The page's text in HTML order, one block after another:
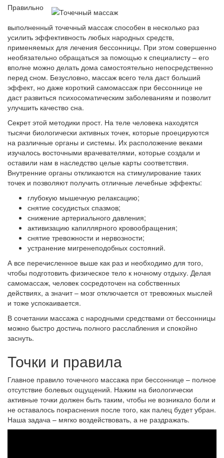
Правильно
выполненный точечный массаж способен в несколько раз
усилить эффективность любых народных средств,
применяемых для лечения бессонницы. При этом совершенно
необязательно обращаться за помощью к специалисту – его
вполне можно делать дома самостоятельно непосредственно
перед сном. Безусловно, массаж всего тела даст больший
эффект, но даже короткий самомассаж при бессоннице не
даст развиться психосоматическим заболеваниям и позволит
улучшить качество сна.
Секрет этой методики прост. На теле человека находятся
тысячи биологически активных точек, которые проецируются
на различные органы и системы. Их расположение веками
изучалось восточными врачевателями, которые создали и
оставили нам в наследство целые карты соответствия.
Внутренние органы откликаются на стимулирование таких
точек и позволяют получить отличные лечебные эффекты:
глубокую мышечную релаксацию;
снятие сосудистых спазмов;
снижение артериального давления;
активизацию капиллярного кровообращения;
снятие тревожности и нервозности;
устранение мигренеподобных состояний.
А все перечисленное выше как раз и необходимо для того,
чтобы подготовить физическое тело к ночному отдыху. Делая
самомассаж, человек сосредоточен на собственных
действиях, а значит – мозг отключается от тревожных мыслей
и тоже успокаивается.
В сочетании массажа с народными средствами от бессонницы
можно быстро достичь полного расслабления и спокойно
заснуть.
Точки и правила
Главное правило точечного массажа при бессоннице – полное
отсутствие болевых ощущений. Нажим на биологически
активные точки должен быть таким, чтобы не возникало боли и
не оставалось покраснения после того, как палец будет убран.
Наша задача – мягко воздействовать, а не раздражать.